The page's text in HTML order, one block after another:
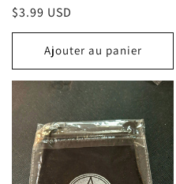
Prix habituel
$3.99 USD
Ajouter au panier